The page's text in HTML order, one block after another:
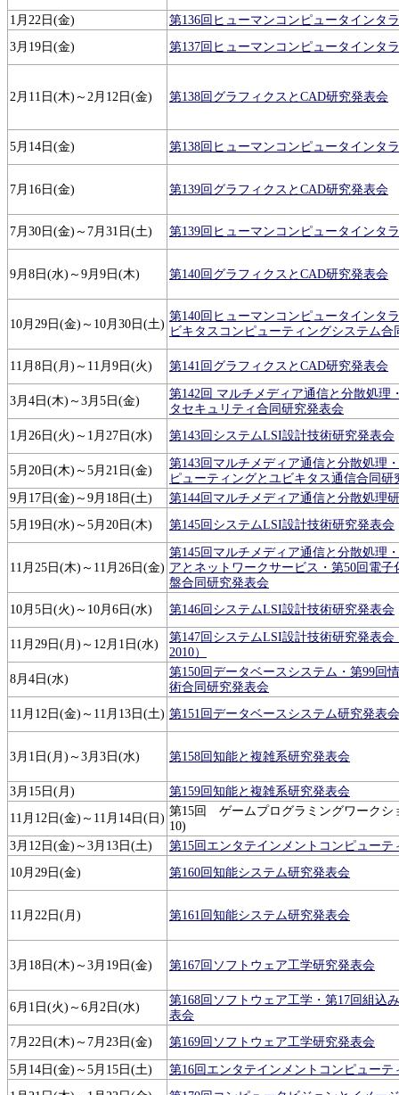
1月22日(金)
第136回ヒューマンコンピュータインタ
3月19日(金)
第137回ヒューマンコンピュータインタ
2月11日(木)～2月12日(金) 第138回グラフィクスとCAD研究発表会
5月14日(金) 第138回ヒューマンコンピュータインタ
7月16日(金) 第139回グラフィクスとCAD研究発表会
7月30日(金)～7月31日(土) 第139回ヒューマンコンピュータインタ
9月8日(水)～9月9日(木) 第140回グラフィクスとCAD研究発表会
10月29日(金)～10月30日(土)
第140回ヒューマンコンピュータインタ
ビキタスコンピューティングシステム合
11月8日(月)～11月9日(火) 第141回グラフィクスとCAD研究発表会
3月4日(木)～3月5日(金)
第142回 マルチメディア通信と分散処理
タセキュリティ合同研究発表会
1月26日(火)～1月27日(水)
第143回システムLSI設計技術研究発表会
5月20日(木)～5月21日(金)
第143回マルチメディア通信と分散処理
ピューティングとユビキタス通信合同研
9月17日(金)～9月18日(土)
第144回マルチメディア通信と分散処理
5月19日(水)～5月20日(木)
第145回システムLSI設計技術研究発表会
11月25日(木)～11月26日(金)
第145回マルチメディア通信と分散処理
アとネットワークサービス・第50回電子
盤合同研究発表会
10月5日(火)～10月6日(水)
第146回システムLSI設計技術研究発表会
11月29日(月)～12月1日(水)
第147回システムLSI設計技術研究発表
2010）
8月4日(水)
第150回データベースシステム・第99回
術合同研究発表会
11月12日(金)～11月13日(土) 第151回データベースシステム研究発表会
3月1日(月)～3月3日(水) 第158回知能と複雑系研究発表会
3月15日(月)
第159回知能と複雑系研究発表会
11月12日(金)～11月14日(日)
第15回 ゲームプログラミングワークシ
10)
3月12日(金)～3月13日(土)
第15回エンタテインメントコンピューテ
10月29日(金)
第160回知能システム研究発表会
11月22日(月) 第161回知能システム研究発表会
3月18日(木)～3月19日(金) 第167回ソフトウェア工学研究発表会
6月1日(火)～6月2日(水)
第168回ソフトウェア工学・第17回組込
表会
7月22日(木)～7月23日(金)
第169回ソフトウェア工学研究発表会
5月14日(金)～5月15日(土)
第16回エンタテインメントコンピューテ